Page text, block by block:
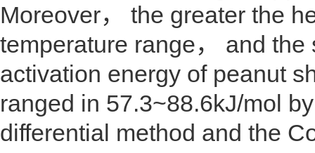
Moreover， the greater the
temperature range， and
activation energy of peanut
ranged in 57.3~88.6kJ/mol
differential method and the